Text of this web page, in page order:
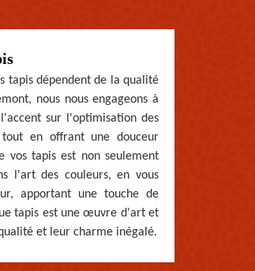
tapis dépendent de la qualité
nous nous engageons à
sur l'optimisation des
tout en offrant une douceur
vos tapis est non seulement
l'art des couleurs, en vous
apportant une touche de
tapis est une œuvre d'art et
et leur charme inégalé.